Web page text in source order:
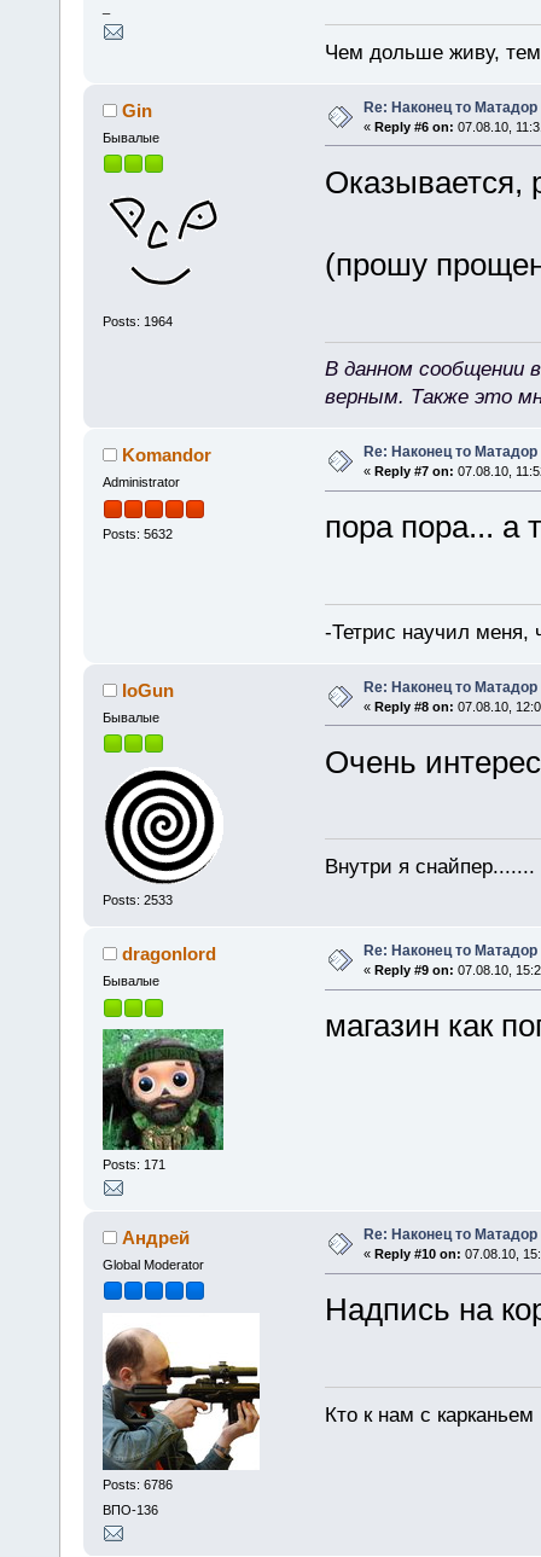
Чем дольше живу,
Gin
Бывалые
Posts: 1964
Re: Наконец то
« Reply #6 on: 07.08.10,
Оказывается,
(прошу
В данном сообщении
верным. Также это
Komandor
Administrator
Posts: 5632
Re: Наконец то
« Reply #7 on: 07.08.10,
пора пора... а
-Тетрис научил меня,
IoGun
Бывалые
Posts: 2533
Re: Наконец то
« Reply #8 on: 07.08.10,
Очень
Внутри я
dragonlord
Бывалые
Posts: 171
Re: Наконец то
« Reply #9 on: 07.08.10,
магазин как
Андрей
Global Moderator
Posts: 6786
ВПО-136
Re: Наконец то
« Reply #10 on: 07.08.10,
Надпись на
Кто к нам с